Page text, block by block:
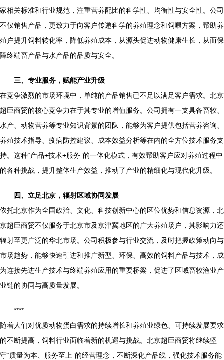
家相关标准和行业规范，注重营养配比的科学性、均衡性与安全性。公司
不仅销售产品，更致力于向客户传递科学的养殖理念和饲喂方案，帮助养
殖户提升饲料转化率，降低养殖成本，从源头促进动物健康生长，从而保
障终端畜产品与水产品的品质与安全。
三、专业服务，赋能产业升级
在竞争激烈的市场环境中，单纯的产品销售已不足以满足客户需求。北京
超巨商贸的核心竞争力在于其专业的增值服务。公司拥有一支具备畜牧、
水产、动物营养等专业知识背景的团队，能够为客户提供包括营养咨询、
养殖技术指导、疫病防控建议、成本效益分析等在内的全方位技术服务支
持。这种“产品+技术+服务”的一体化模式，有效帮助客户应对养殖过程中
的各种挑战，提升整体生产效益，推动了产业的精细化与现代化升级。
四、立足北京，辐射区域协同发展
依托北京作为全国政治、文化、科技创新中心的区位优势和信息资源，北
京超巨商贸不仅服务于北京市及京津冀地区的广大养殖场户，其影响力还
辐射至更广泛的华北市场。公司积极参与行业交流，及时把握政策动向与
市场趋势，能够快速引进和推广新型、环保、高效的饲料产品与技术，成
为连接先进生产技术与终端养殖应用的重要桥梁，促进了区域畜牧渔业产
业链的协同与高质量发展。
****
随着人们对优质动物蛋白需求的持续增长和养殖业绿色、可持续发展要求
的不断提高，饲料行业面临着新的机遇与挑战。北京超巨商贸将继续坚
守“质量为本、服务至上”的经营理念，不断深化产品线，强化技术服务能